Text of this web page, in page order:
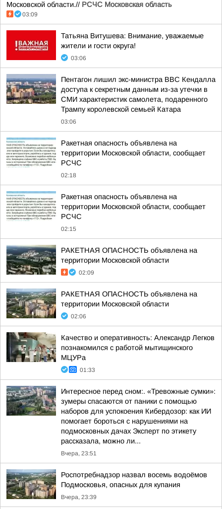
Московской области.// РСЧС Московская область
03:09
Татьяна Витушева: Внимание, уважаемые
жители и гости округа!
03:06
Пентагон лишил экс-министра ВВС Кендалла
доступа к секретным данным из-за утечки в
СМИ характеристик самолета, подаренного
Трампу королевской семьей Катара
03:06
Ракетная опасность объявлена на
территории Московской области, сообщает
РСЧС
02:18
Ракетная опасность объявлена на
территории Московской области, сообщает
РСЧС
02:15
РАКЕТНАЯ ОПАСНОСТЬ объявлена на
территории Московской области
02:09
РАКЕТНАЯ ОПАСНОСТЬ объявлена на
территории Московской области
02:06
Качество и оперативность: Александр Легков
познакомился с работой мытищинского
МЦУРа
01:33
Интересное перед сном:. «Тревожные сумки»:
зумеры спасаются от паники с помощью
наборов для успокоения Кибердозор: как ИИ
помогает бороться с нарушениями на
подмосковных дачах Эксперт по этикету
рассказала, можно ли...
Вчера, 23:51
Роспотребнадзор назвал восемь водоёмов
Подмосковья, опасных для купания
Вчера, 23:39